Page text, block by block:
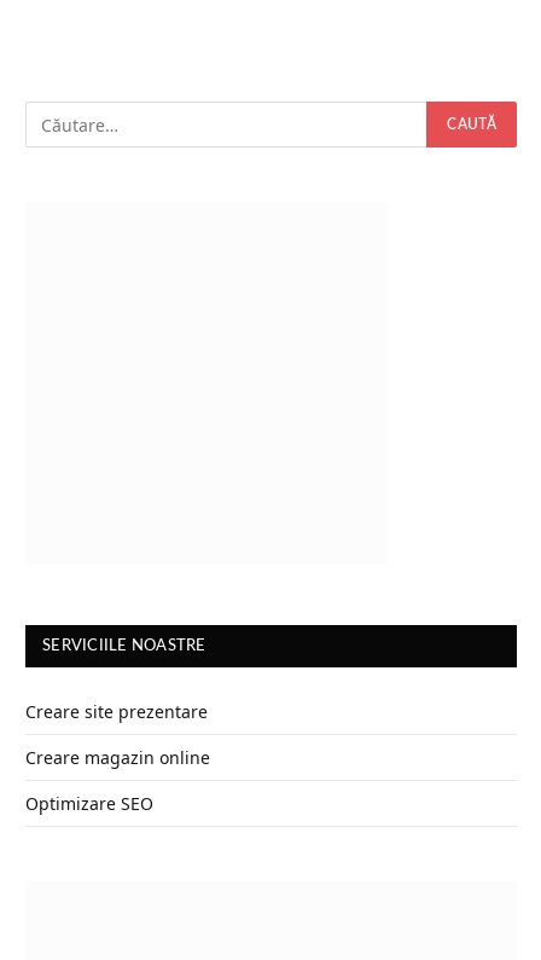
SERVICIILE NOASTRE
Creare site prezentare
Creare magazin online
Optimizare SEO